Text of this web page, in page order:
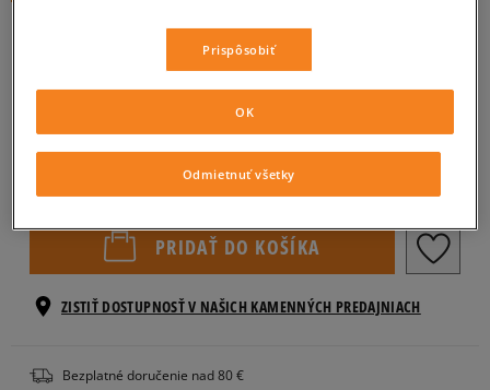
Veľkosti EU Veľkosti US
SIZE
PRIDAŤ DO KOŠÍKA
ZISTIŤ DOSTUPNOSŤ V NAŠICH KAMENNÝCH PREDAJNIACH
Bezplatné doručenie nad 80 €
Prispôsobiť
Odmietnuť všetky
OK